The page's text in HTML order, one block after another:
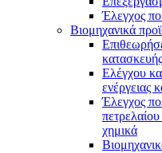
Έλεγχος
Βιομηχανικά
κατασκευής
Ελέγχου
ενέργειας
Έλεγχος
χημικά